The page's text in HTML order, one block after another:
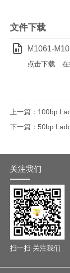
文件下载
M1061-
点击下载
上一篇：100bp
下一篇：50bp
关注我们
扫一扫 关注我们